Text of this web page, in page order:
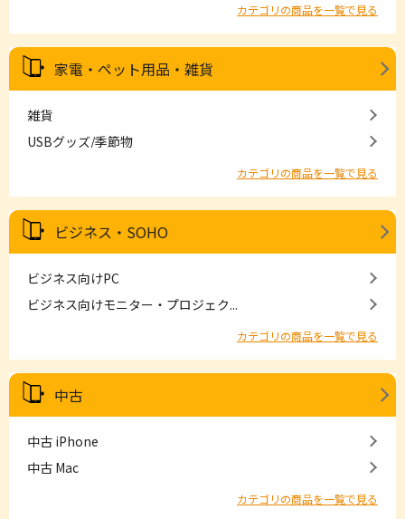
カテゴリの商品を一覧で見る
家電・ペット用品・雑貨
雑貨
USBグッズ/季節物
カテゴリの商品を一覧で見る
ビジネス・SOHO
ビジネス向けPC
ビジネス向けモニター・プロジェク...
カテゴリの商品を一覧で見る
中古
中古 iPhone
中古 Mac
カテゴリの商品を一覧で見る